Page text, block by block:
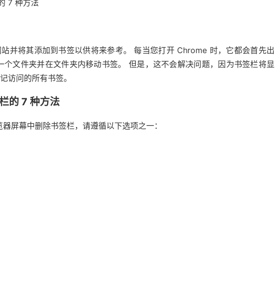
并将其添加到书签以供将来参考。 每当您打开 Chrome 时，它​​都会首先出
文件夹并在文件夹内移动书签。 但是，这不会解决问题，因为书签栏将显
访问的所有书签。
的 7 种方法
屏幕中删除书签栏，请遵循以下选项之一：